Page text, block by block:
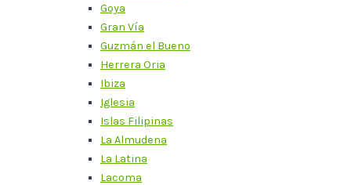
Goya
Gran Vía
Guzmán el Bueno
Herrera Oria
Ibiza
Iglesia
Islas Filipinas
La Almudena
La Latina
Lacoma